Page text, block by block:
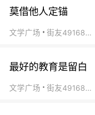
莫借他人定锚
文学广场 街友49168527
最好的教育是留白
文学广场 街友49168527